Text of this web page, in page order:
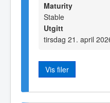
Maturity
Stable
Utgitt
tirsdag 21. april
Vis filer